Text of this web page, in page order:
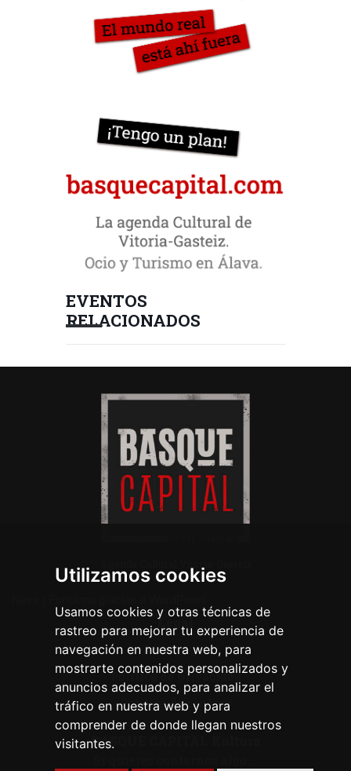
Utilizamos cookies
Usamos cookies y otras técnicas de
rastreo para mejorar tu experiencia de
navegación en nuestra web, para
mostrarte contenidos personalizados y
anuncios adecuados, para analizar el
tráfico en nuestra web y para
comprender de donde llegan nuestros
visitantes.
EVENTOS
RELACIONADOS
Legal
Aviso legal
Política de privacidad
Política de cookies
BASQUE CAPITAL Kultura